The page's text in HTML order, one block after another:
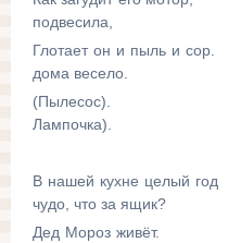
подвесила,
Глотает он и
дома весело.
Лампочка).
В нашей кухне
чудо, что за ящик?
Дед Мороз